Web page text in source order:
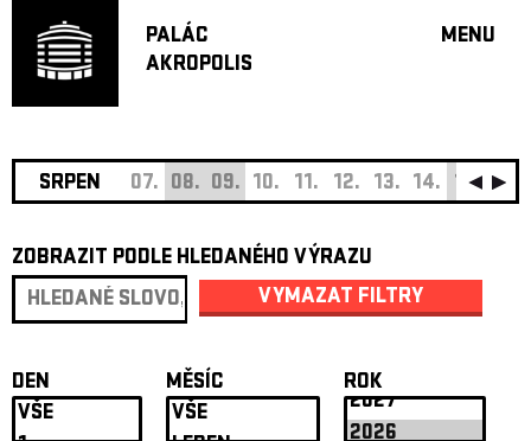
PALÁC
AKROPOLIS
MENU
JAZZ
DIVADLO
OFF
O
PROJEKTY
SRPEN 07. 08. 09. 10. 11. 12. 13. 14. 15. 16.
ZOBRAZIT PODLE HLEDANÉHO VÝRAZU
VYMAZAT FILTRY
DEN MĚSÍC ROK